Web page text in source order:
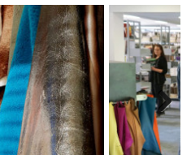
Next